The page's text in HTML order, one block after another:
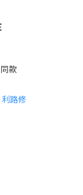
款